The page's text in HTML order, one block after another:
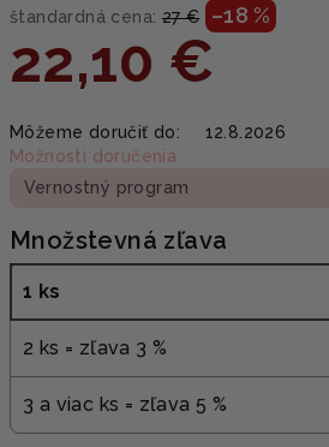
štandardná cena: 27 € –18 %
22,10 €
cena:
Môžeme doručiť do:
12.8.2026
Možnosti doručenia
Vernostný program
Množstevná zľava
1 ks
2 ks = zľava 3 %
3 a viac ks = zľava 5 %